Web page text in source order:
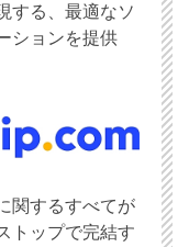
する、最適なソ
ションを提供
関するすべてが
トップで完結す